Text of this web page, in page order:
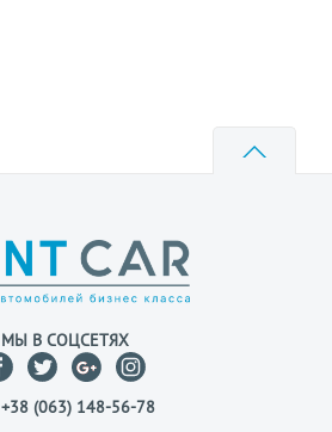
МЫ В СОЦСЕТЯХ
+38 (063) 148-56-78